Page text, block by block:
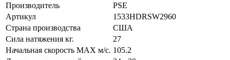
Производитель
PSE
Артикул
1533HDRSW2960
Страна производства
США
Сила натяжения кг.
27
Начальная скорость MAX м/c. 105.2